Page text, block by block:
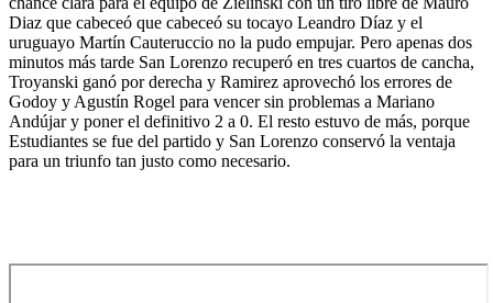
Diaz que cabeceó que cabeceó su tocayo Leandro Díaz y el
uruguayo Martín Cauteruccio no la pudo empujar. Pero apenas dos
minutos más tarde San Lorenzo recuperó en tres cuartos de cancha,
Troyanski ganó por derecha y Ramirez aprovechó los errores de
Godoy y Agustín Rogel para vencer sin problemas a Mariano
Andújar y poner el definitivo 2 a 0. El resto estuvo de más, porque
Estudiantes se fue del partido y San Lorenzo conservó la ventaja
para un triunfo tan justo como necesario.